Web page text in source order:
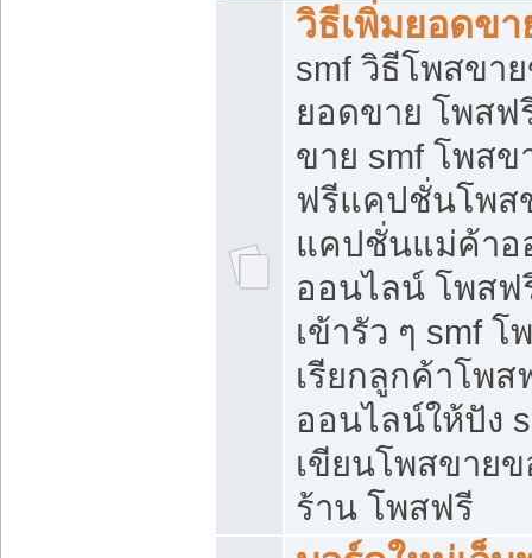
วิธีเพิ่มยอดข
smf วิธีโพสขา
ยอดขาย โพสฟ
ขาย smf โพส
ฟรีแคปชั่นโพส
แคปชั่นแม่ค้า
ออนไลน์ โพสฟ
เข้ารัว ๆ smf
เรียกลูกค้าโพส
ออนไลน์ให้ปัง
เขียนโพสขาย
ร้าน โพสฟรี